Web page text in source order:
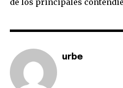
I've read and accept the
urbe